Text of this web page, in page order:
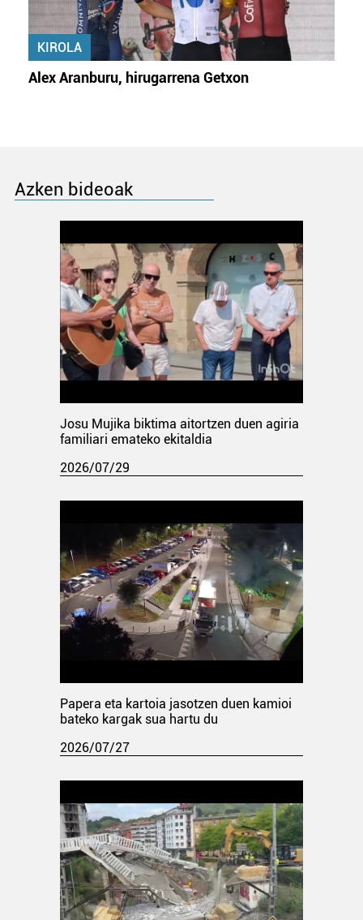
KIROLA
Alex Aranburu, hirugarrena Getxon
Azken bideoak
Josu Mujika biktima aitortzen duen agiria
familiari emateko ekitaldia
2026/07/29
Papera eta kartoia jasotzen duen kamioi
bateko kargak sua hartu du
2026/07/27